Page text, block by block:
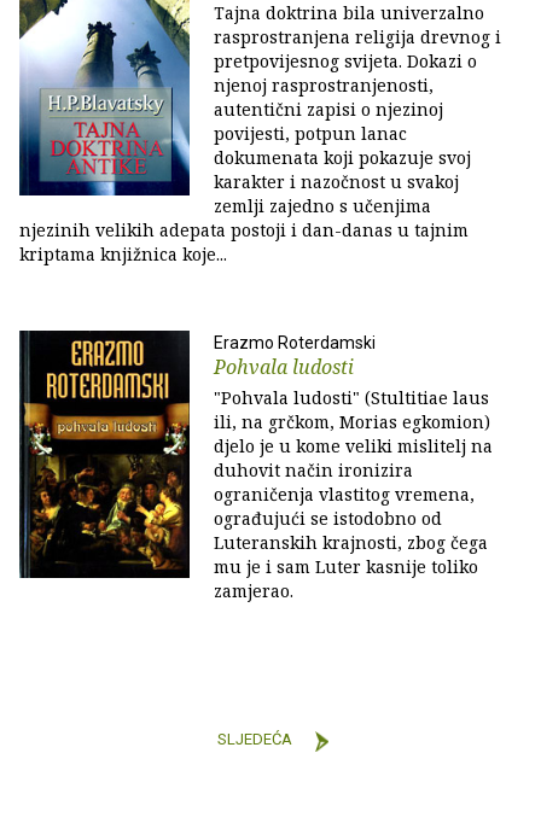
Tajna doktrina bila univerzalno
rasprostranjena religija drevnog i
pretpovijesnog svijeta. Dokazi o
njenoj rasprostranjenosti,
autentični zapisi o njezinoj
povijesti, potpun lanac
dokumenata koji pokazuje svoj
karakter i nazočnost u svakoj
zemlji zajedno s učenjima
njezinih velikih adepata postoji i dan-danas u tajnim
kriptama knjižnica koje...
Erazmo Roterdamski
Pohvala ludosti
"Pohvala ludosti" (Stultitiae laus
ili, na grčkom, Morias egkomion)
djelo je u kome veliki mislitelj na
duhovit način ironizira
ograničenja vlastitog vremena,
ograđujući se istodobno od
Luteranskih krajnosti, zbog čega
mu je i sam Luter kasnije toliko
zamjerao.
SLJEDEĆA